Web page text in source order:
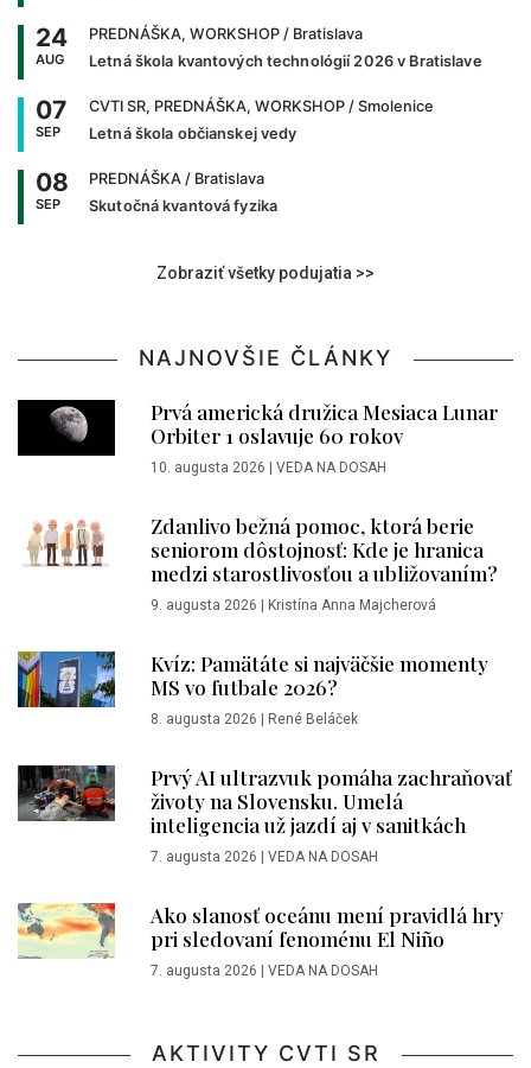
24
AUG
PREDNÁŠKA, WORKSHOP / Bratislava
Letná škola kvantových technológií 2026 v Bratislave
07
SEP
CVTI SR, PREDNÁŠKA, WORKSHOP / Smolenice
Letná škola občianskej vedy
08
SEP
PREDNÁŠKA / Bratislava
Skutočná kvantová fyzika
Zobraziť všetky podujatia >>
NAJNOVŠIE ČLÁNKY
Prvá americká družica Mesiaca Lunar
Orbiter 1 oslavuje 60 rokov
10. augusta 2026 VEDA NA DOSAH
Zdanlivo bežná pomoc, ktorá berie
seniorom dôstojnosť: Kde je hranica
medzi starostlivosťou a ubližovaním?
9. augusta 2026 Kristína Anna Majcherová
Kvíz: Pamätáte si najväčšie momenty
MS vo futbale 2026?
8. augusta 2026 René Beláček
Prvý AI ultrazvuk pomáha zachraňovať
životy na Slovensku. Umelá
inteligencia už jazdí aj v sanitkách
7. augusta 2026 VEDA NA DOSAH
Ako slanosť oceánu mení pravidlá hry
pri sledovaní fenoménu El Niño
7. augusta 2026 VEDA NA DOSAH
AKTIVITY CVTI SR